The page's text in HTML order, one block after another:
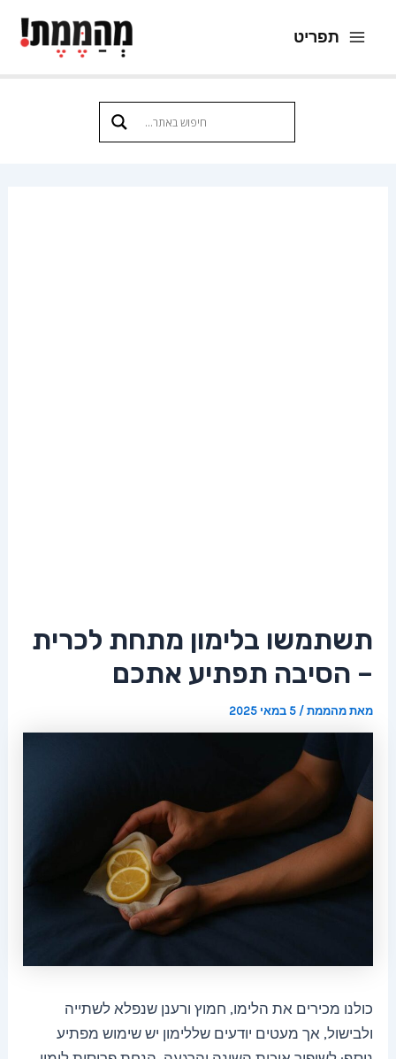
לתוכן
תפריט
תשתמשו בלימון מתחת לכרית
– הסיבה תפתיע אתכם
מאתמהממת/5 במאי 2025
כולנו מכירים את הלימו, חמוץ ורענן שנפלא לשתייה
ולבישול, אך מעטים יודעים שללימון יש שימוש מפתיע